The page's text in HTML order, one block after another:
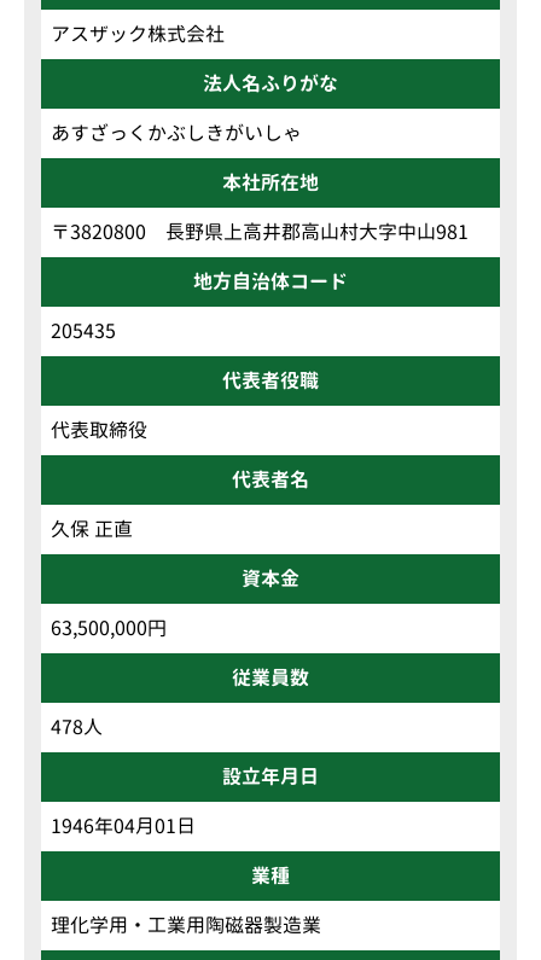
アスザック株式会社
法人名ふりがな
あすざっくかぶしきがいしゃ
本社所在地
〒3820800 長野県上高井郡高山村大字中山981
地方自治体コード
205435
代表者役職
代表取締役
代表者名
久保 正直
資本金
63,500,000円
従業員数
478人
設立年月日
1946年04月01日
業種
理化学用・工業用陶磁器製造業